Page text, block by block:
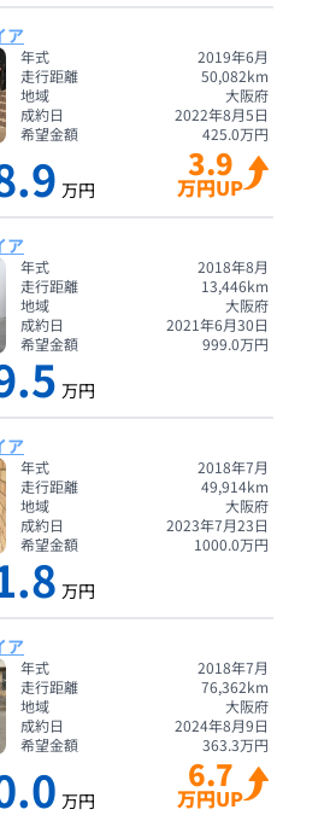
ア
年式
2019年6月
走行距離
50,082km
地域
大阪府
成約日
2022年8月5日
希望金額
425.0万円
万円
3.9
万円UP
ア
年式
2018年8月
走行距離
13,446km
地域
大阪府
成約日
2021年6月30日
希望金額
999.0万円
万円
ア
年式
2018年7月
走行距離
49,914km
地域
大阪府
成約日
2023年7月23日
希望金額
1000.0万円
万円
ア
年式
2018年7月
走行距離
76,362km
地域
大阪府
成約日
2024年8月9日
希望金額
363.3万円
万円
6.7
万円UP